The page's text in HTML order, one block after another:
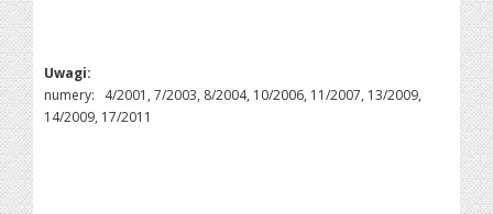
Uwagi:
numery: 4/2001, 7/2003, 8/2004, 10/2006, 11/2007, 13/2009,
14/2009, 17/2011